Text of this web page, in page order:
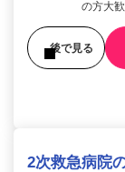
の方大
後で見る
2次救急病院